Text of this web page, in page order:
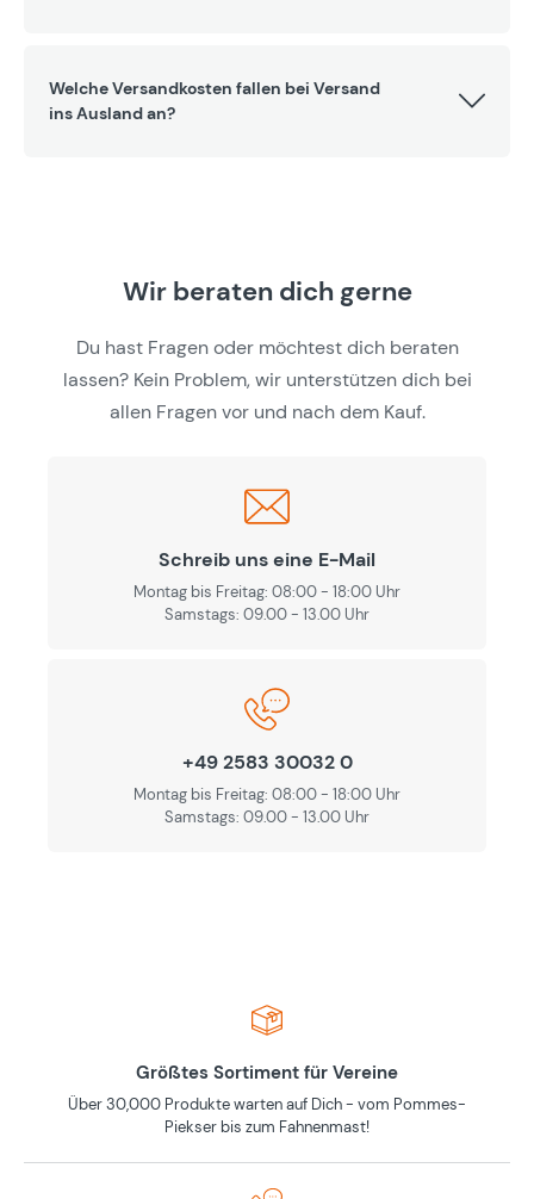
Welche Versandkosten fallen bei Versand
ins Ausland an?
Wir beraten dich gerne
Du hast Fragen oder möchtest dich beraten
lassen? Kein Problem, wir unterstützen dich bei
allen Fragen vor und nach dem Kauf.
Schreib uns eine E-Mail
Montag bis Freitag: 08:00 - 18:00 Uhr
Samstags: 09.00 - 13.00 Uhr
+49 2583 30032 0
Montag bis Freitag: 08:00 - 18:00 Uhr
Samstags: 09.00 - 13.00 Uhr
Größtes Sortiment für Vereine
Über 30,000 Produkte warten auf Dich - vom Pommes-
Piekser bis zum Fahnenmast!